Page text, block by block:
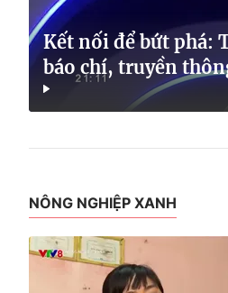
Kết nối để bứt phá:
báo chí, truyền
NÔNG NGHIỆP XANH